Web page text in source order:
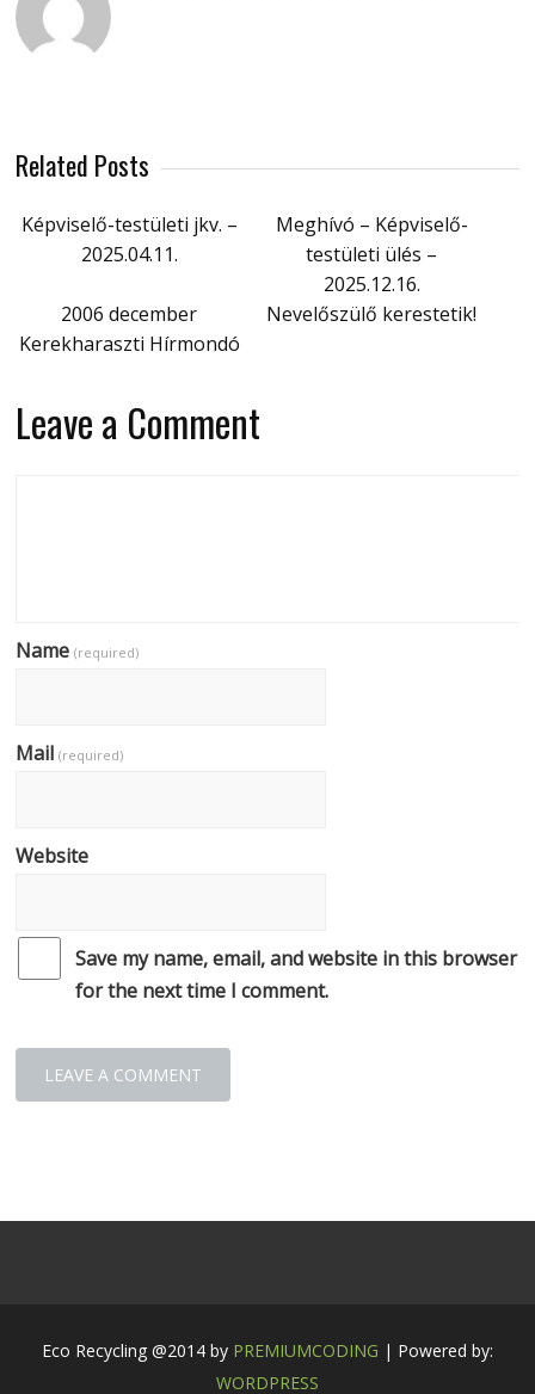
Related Posts
Képviselő-testületi jkv. –
2025.04.11.
Meghívó – Képviselő-
testületi ülés –
2025.12.16.
2006 december
Kerekharaszti Hírmondó
Nevelőszülő kerestetik!
Leave a Comment
Name(required)
Mail(required)
Website
Save my name, email, and website in this browser
for the next time I comment.
Eco Recycling @2014 by PREMIUMCODING | Powered by:
WORDPRESS